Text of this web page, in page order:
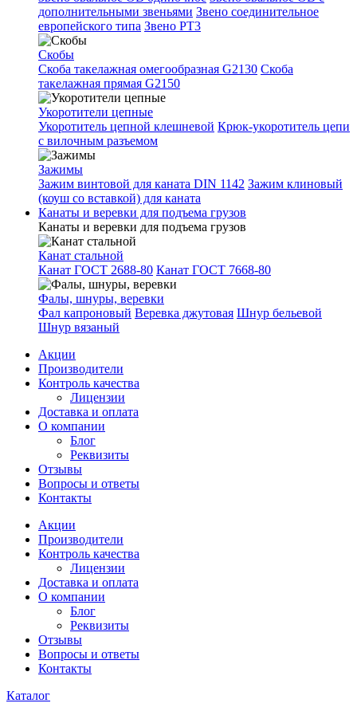
дополнительными звеньями Звено соединительное
европейского типа Звено РТ3
Скобы
Скоба такелажная омегообразная G2130 Скоба
такелажная прямая G2150
Укоротители цепные
Укоротитель цепной клешневой Крюк-укоротитель цепи
с вилочным разъемом
Зажимы
Зажим винтовой для каната DIN 1142 Зажим клиновый
(коуш со вставкой) для каната
Канаты и веревки для подъема грузов
Канаты и веревки для подъема грузов
Канат стальной
Канат ГОСТ 2688-80 Канат ГОСТ 7668-80
Фалы, шнуры, веревки
Фал капроновый Веревка джутовая Шнур бельевой
Шнур вязаный
Акции
Производители
Контроль качества
Лицензии
Доставка и оплата
О компании
Блог
Реквизиты
Отзывы
Вопросы и ответы
Контакты
Акции
Производители
Контроль качества
Лицензии
Доставка и оплата
О компании
Блог
Реквизиты
Отзывы
Вопросы и ответы
Контакты
Каталог